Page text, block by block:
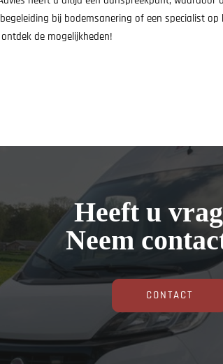
bij bodemsanering of een specialist
de mogelijkheden!
Heeft u
Neem
CONTACT